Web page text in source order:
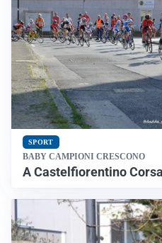
SPORT
BABY CAMPIONI CRESCONO
A Castelfiorentino